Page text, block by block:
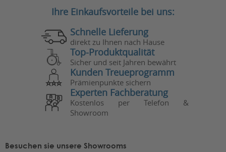
Ihre Einkaufsvorteile bei uns:
Schnelle Lieferung
direkt zu Ihnen nach Hause
Top-Produktqualität
Sicher und seit Jahren bewährt
Kunden Treueprogramm
Prämienpunkte sichern
Experten Fachberatung
Kostenlos per Telefon &
Showroom
Besuchen sie unsere Showrooms